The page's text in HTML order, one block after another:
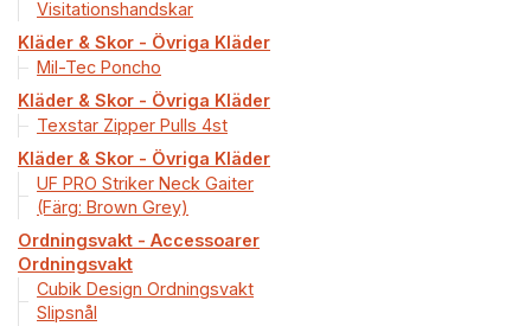
Visitationshandskar
Kläder & Skor - Övriga Kläder
Mil-Tec Poncho
Kläder & Skor - Övriga Kläder
Texstar Zipper Pulls 4st
Kläder & Skor - Övriga Kläder
UF PRO Striker Neck Gaiter
(Färg: Brown Grey)
Ordningsvakt - Accessoarer
Ordningsvakt
Cubik Design Ordningsvakt
Slipsnål